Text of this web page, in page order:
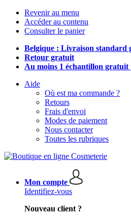
Revenir au menu
Accéder au contenu
Consulter le panier
Belgique : Livraison standard
Retour gratuit
Au moins 1 échantillon gratuit
Aide
Où est ma commande ?
Retours
Frais d'envoi
Modes de paiement
Nous contacter
Toutes les rubriques
Mon compte
Identifiez-vous
Nouveau client ?